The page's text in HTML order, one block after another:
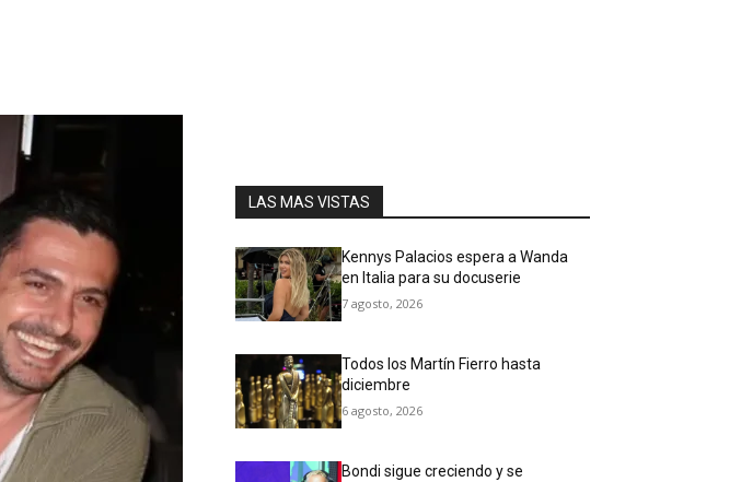
LAS MAS VISTAS
Kennys Palacios espera a Wanda
en Italia para su docuserie
7 agosto, 2026
Todos los Martín Fierro hasta
diciembre
6 agosto, 2026
Bondi sigue creciendo y se